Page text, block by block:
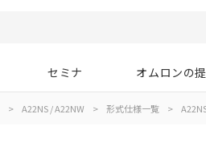
セミナ オムロンの
> A22NS / A22NW > 形式仕様一覧 >